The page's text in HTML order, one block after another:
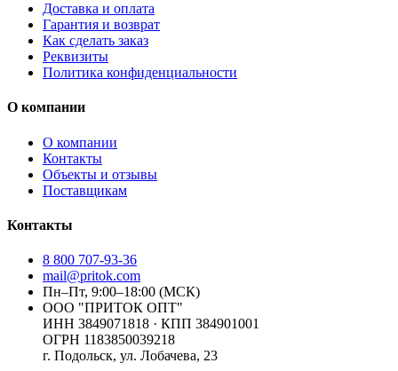
Доставка и оплата
Гарантия и возврат
Как сделать заказ
Реквизиты
Политика конфиденциальности
О компании
О компании
Контакты
Объекты и отзывы
Поставщикам
Контакты
8 800 707-93-36
mail@pritok.com
Пн–Пт, 9:00–18:00 (МСК)
ООО "ПРИТОК ОПТ"
ИНН 3849071818 · КПП 384901001
ОГРН 1183850039218
г. Подольск, ул. Лобачева, 23